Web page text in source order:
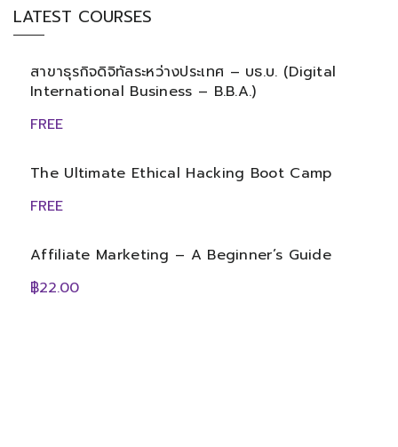
LATEST COURSES
สาขาธุรกิจดิจิทัลระหว่างประเทศ – บธ.บ. (Digital
International Business – B.B.A.)
FREE
The Ultimate Ethical Hacking Boot Camp
FREE
Affiliate Marketing – A Beginner’s Guide
฿22.00